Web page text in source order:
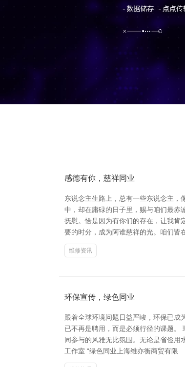
感德有你，慈祥同业
东说念主生路上，总有一些东说念主，
中，却在庸碌的日子里，赐与咱们最赤
抚慰。恰是因为有你们的存在，让我肯
要的时分，成为阿谁慈祥的光。咱们皆
维修资讯
环保宣传，绿色同业
跟着全球环境问题日益严峻，环保已成
已不再是聘用，而是必须行径的课题。
同参与的风雅无比氛围。无论是省俭
工作室 “绿色同业上海维亦衡商贸有限